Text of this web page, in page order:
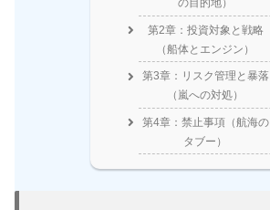
の目的地）
第2章：投資対象と戦略
（船体とエンジン）
第3章：リスク管理と暴落
（嵐への対処）
第4章：禁止事項（航海の
タブー）